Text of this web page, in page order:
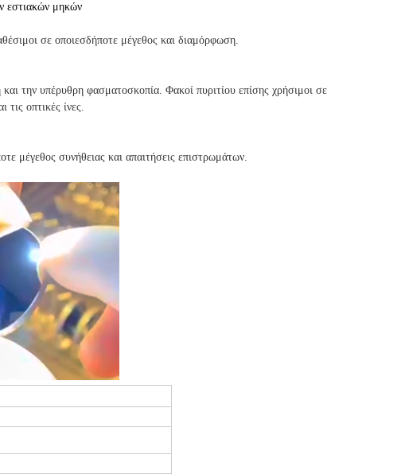
εστιακών μηκών
σε οποιεσδήποτε μέγεθος και διαμόρφωση.
την υπέρυθρη φασματοσκοπία. Φακοί πυριτίου επίσης χρήσιμοι σε
τις οπτικές ίνες.
μέγεθος συνήθειας και απαιτήσεις επιστρωμάτων.